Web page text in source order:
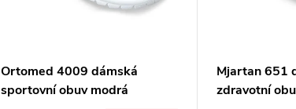
Ortomed 4009 dámská
sportovní obuv modrá
Mjartan 651
zdravotní